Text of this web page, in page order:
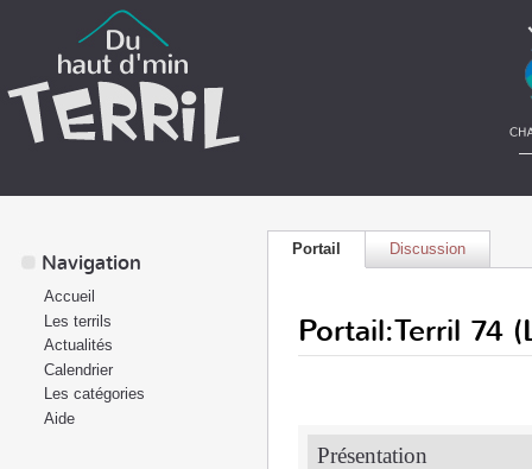
Portail Discussion
Portail:Terril 74
Présentation
Navigation
Accueil
Les terrils
Actualités
Calendrier
Les catégories
Aide